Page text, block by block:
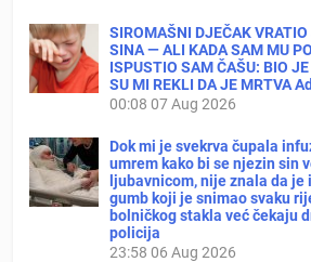
SIROMAŠNI DJEČAK
SINA — ALI KADA SAM MU
ISPUSTIO SAM ČAŠU: BIO
SU MI REKLI DA JE MRTVA
00:08 07 Aug 2026
Dok mi je svekrva čupala
umrem kako bi se njezin sin
ljubavnicom, nije znala da
gumb koji je snimao svaku
bolničkog stakla već čekaju
policija
23:58 06 Aug 2026